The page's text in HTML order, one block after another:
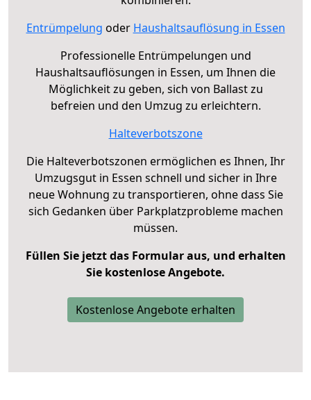
Entrümpelung oder Haushaltsauflösung in Essen
Professionelle Entrümpelungen und
Haushaltsauflösungen in Essen, um Ihnen die
Möglichkeit zu geben, sich von Ballast zu
befreien und den Umzug zu erleichtern.
Halteverbotszone
Die Halteverbotszonen ermöglichen es Ihnen, Ihr
Umzugsgut in Essen schnell und sicher in Ihre
neue Wohnung zu transportieren, ohne dass Sie
sich Gedanken über Parkplatzprobleme machen
müssen.
Füllen Sie jetzt das Formular aus, und erhalten
Sie kostenlose Angebote.
Kostenlose Angebote erhalten